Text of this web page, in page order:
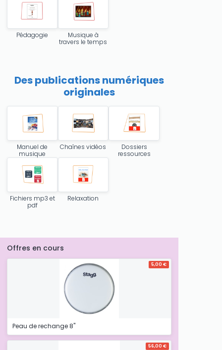
Pédagogie
Musique à
travers le temps
Des publications numériques
originales
Manuel de
musique
Chaînes vidéos
Dossiers
ressources
Fichiers mp3 et
pdf
Relaxation
Offres en cours
5,00 €
Peau de rechange 8''
56,00 €
Only play at Joo casinoif you really want to win a huge
amount on your credits!